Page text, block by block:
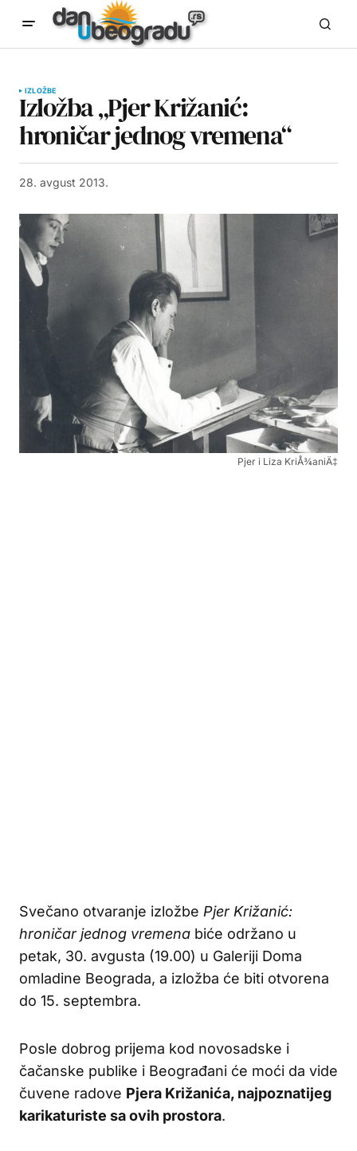
IZLOŽBE
Izložba „Pjer Križanić:
hroničar jednog vremena“
28. avgust 2013.
Pjer i Liza KriÅ¾aniÄ‡
Svečano otvaranje izložbe Pjer Križanić:
hroničar jednog vremena biće održano u
petak, 30. avgusta (19.00) u Galeriji Doma
omladine Beograda, a izložba će biti otvorena
do 15. septembra.
Posle dobrog prijema kod novosadske i
čačanske publike i Beograđani će moći da vide
čuvene radove Pjera Križanića, najpoznatijeg
karikaturiste sa ovih prostora.